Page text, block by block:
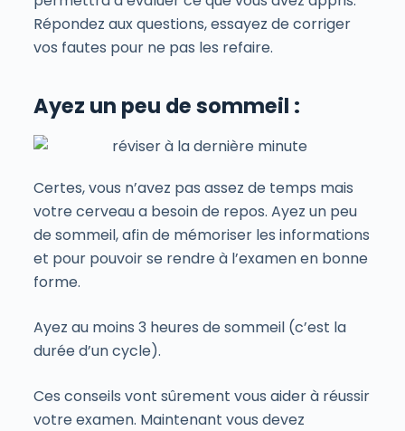
Répondez aux questions, essayez de corriger
vos fautes pour ne pas les refaire.
Ayez un peu de sommeil :
Certes, vous n’avez pas assez de temps mais
votre cerveau a besoin de repos. Ayez un peu
de sommeil, afin de mémoriser les informations
et pour pouvoir se rendre à l’examen en bonne
forme.
Ayez au moins 3 heures de sommeil (c’est la
durée d’un cycle).
Ces conseils vont sûrement vous aider à réussir
votre examen. Maintenant vous devez